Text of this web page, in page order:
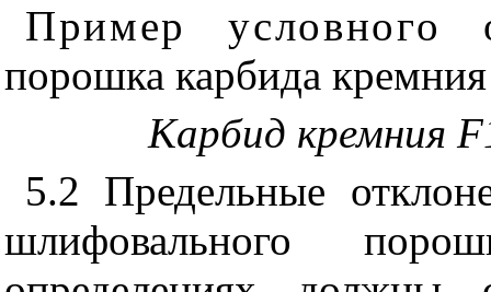
Пример условного
порошка карбида
Карбид кремния
5.2 Предельные
шлифовального